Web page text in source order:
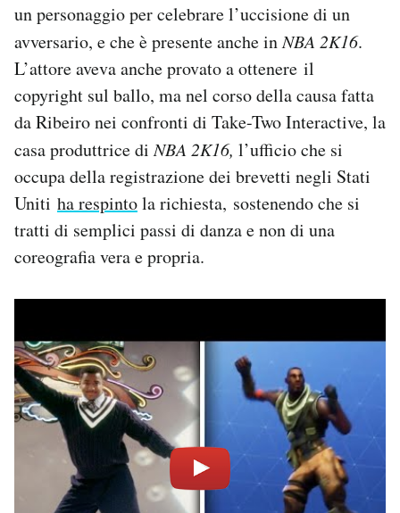
Hai bisogno di aiuto?
Esci
un personaggio per celebrare l’uccisione di un
avversario, e che è presente anche inNBA 2K16.
L’attore aveva anche provato a ottenere il
copyright sul ballo, ma nel corso della causa fatta
da Ribeiro nei confronti di Take-Two Interactive, la
casa produttrice diNBA 2K16, l’ufficio che si
occupa della registrazione dei brevetti negli Stati
Uniti ha respintola richiesta, sostenendo che si
tratti di semplici passi di danza e non di una
coreografia vera e propria.